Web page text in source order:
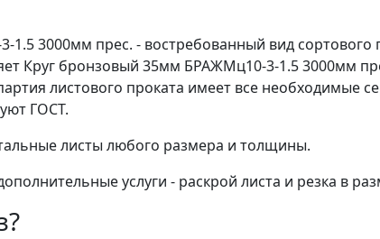
3000мм прес. - востребованный вид сортового
Круг бронзовый 35мм БРАЖМц10-3-1.5 3000мм
листового проката имеет все необходимые
ГОСТ.
листы любого размера и толщины.
услуги - раскрой листа и резка в